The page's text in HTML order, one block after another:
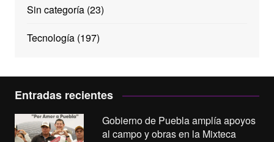
Sin categoría(23)
Tecnología(197)
Entradas recientes
Gobierno de Puebla amplía apoyos
al campo y obras en la Mixteca